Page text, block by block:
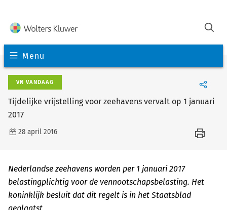
Menu
VN VANDAAG
Tijdelijke vrijstelling voor zeehavens vervalt op 1 januari
2017
28 april 2016
Nederlandse zeehavens worden per 1 januari 2017
belastingplichtig voor de vennootschapsbelasting. Het
koninklijk besluit dat dit regelt is in het Staatsblad